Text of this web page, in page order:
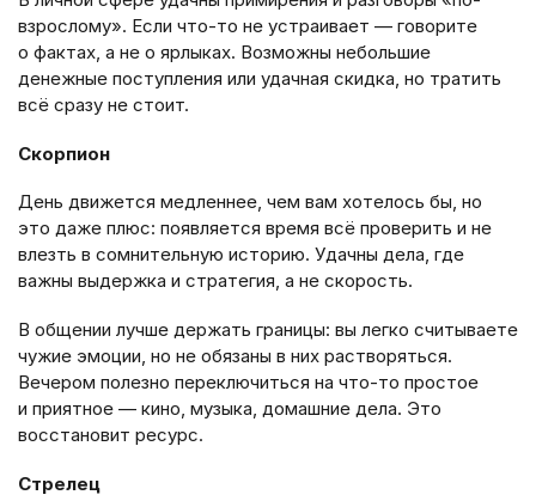
взрослому». Если что-то не устраивает — говорите
о фактах, а не о ярлыках. Возможны небольшие
денежные поступления или удачная скидка, но тратить
всё сразу не стоит.
Скорпион
День движется медленнее, чем вам хотелось бы, но
это даже плюс: появляется время всё проверить и не
влезть в сомнительную историю. Удачны дела, где
важны выдержка и стратегия, а не скорость.
В общении лучше держать границы: вы легко считываете
чужие эмоции, но не обязаны в них растворяться.
Вечером полезно переключиться на что-то простое
и приятное — кино, музыка, домашние дела. Это
восстановит ресурс.
Стрелец